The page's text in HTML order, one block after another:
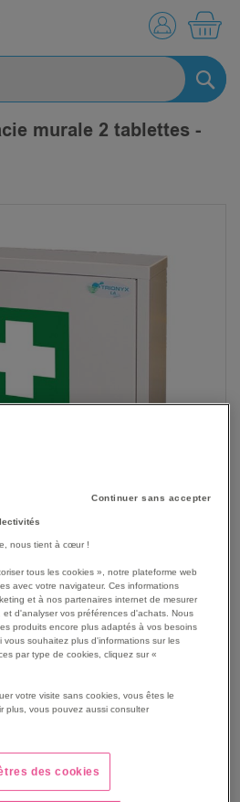
murale 2 tablettes -
2 tablettes
premiers secours
Continuer sans accepter
nous tient à cœur !
tous les cookies », notre plateforme web
avec votre navigateur. Ces informations
et à nos partenaires internet de mesurer
d'analyser vos préférences d'achats. Nous
produits encore plus adaptés à vos besoins
souhaitez plus d'informations sur les
par type de cookies, cliquez sur «
votre visite sans cookies, vous êtes le
plus, vous pouvez aussi consulter
des cookies